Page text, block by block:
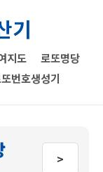
기
지도
로또명당
번호생성기
>